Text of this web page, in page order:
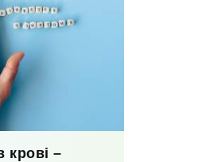
крові –